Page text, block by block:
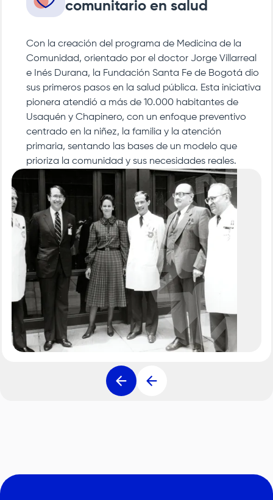
comunitario en salud
Con la creación del programa de Medicina de la
Comunidad, orientado por el doctor Jorge Villarreal
e Inés Durana, la Fundación Santa Fe de Bogotá dio
sus primeros pasos en la salud pública. Esta iniciativa
pionera atendió a más de 10.000 habitantes de
Usaquén y Chapinero, con un enfoque preventivo
centrado en la niñez, la familia y la atención
primaria, sentando las bases de un modelo que
prioriza la comunidad y sus necesidades reales.